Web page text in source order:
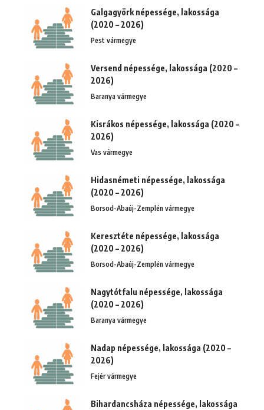
Galgagyörk népessége, lakossága
(2020 – 2026)
Pest vármegye
Versend népessége, lakossága (2020 –
2026)
Baranya vármegye
Kisrákos népessége, lakossága (2020 –
2026)
Vas vármegye
Hidasnémeti népessége, lakossága
(2020 – 2026)
Borsod-Abaúj-Zemplén vármegye
Keresztéte népessége, lakossága
(2020 – 2026)
Borsod-Abaúj-Zemplén vármegye
Nagytótfalu népessége, lakossága
(2020 – 2026)
Baranya vármegye
Nadap népessége, lakossága (2020 –
2026)
Fejér vármegye
Bihardancsháza népessége, lakossága